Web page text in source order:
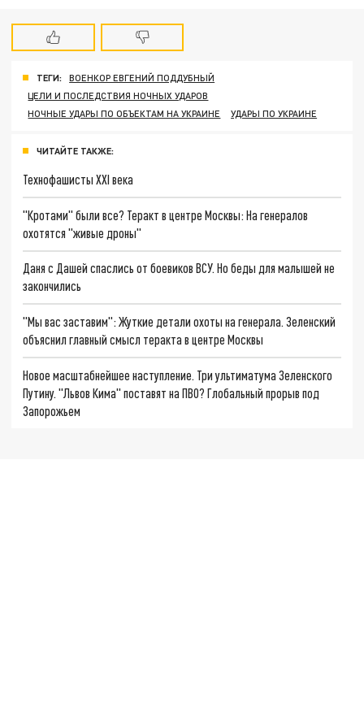
ТЕГИ:
ВОЕНКОР ЕВГЕНИЙ ПОДДУБНЫЙ
ЦЕЛИ И ПОСЛЕДСТВИЯ НОЧНЫХ УДАРОВ
НОЧНЫЕ УДАРЫ ПО ОБЪЕКТАМ НА УКРАИНЕ
УДАРЫ ПО УКРАИНЕ
ЧИТАЙТЕ ТАКЖЕ:
Технофашисты XXI века
"Кротами" были все? Теракт в центре Москвы: На генералов
охотятся "живые дроны"
Даня с Дашей спаслись от боевиков ВСУ. Но беды для малышей не
закончились
"Мы вас заставим": Жуткие детали охоты на генерала. Зеленский
объяснил главный смысл теракта в центре Москвы
Новое масштабнейшее наступление. Три ультиматума Зеленского
Путину. "Львов Кима" поставят на ПВО? Глобальный прорыв под
Запорожьем